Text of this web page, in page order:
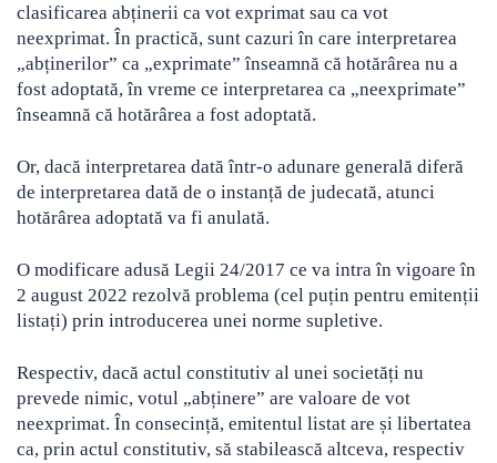
clasificarea abținerii ca vot exprimat sau ca vot
neexprimat. În practică, sunt cazuri în care interpretarea
„abținerilor” ca „exprimate” înseamnă că hotărârea nu a
fost adoptată, în vreme ce interpretarea ca „neexprimate”
înseamnă că hotărârea a fost adoptată.
Or, dacă interpretarea dată într-o adunare generală diferă
de interpretarea dată de o instanță de judecată, atunci
hotărârea adoptată va fi anulată.
O modificare adusă Legii 24/2017 ce va intra în vigoare în
2 august 2022 rezolvă problema (cel puțin pentru emitenții
listați) prin introducerea unei norme supletive.
Respectiv, dacă actul constitutiv al unei societăți nu
prevede nimic, votul „abținere” are valoare de vot
neexprimat. În consecință, emitentul listat are și libertatea
ca, prin actul constitutiv, să stabilească altceva, respectiv